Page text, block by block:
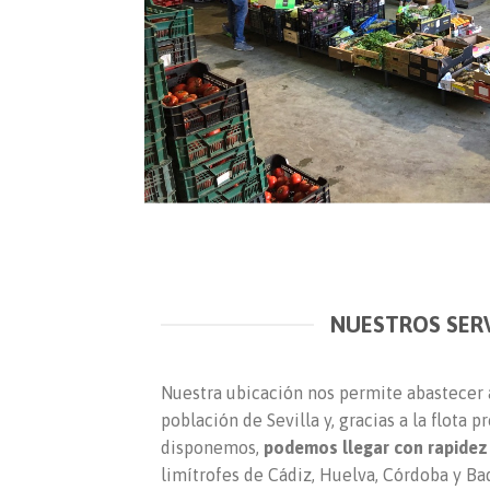
NUESTROS
Nuestra ubicación nos permite abastecer
población de Sevilla y, gracias a la flota
disponemos, podemos llegar con
limítrofes de Cádiz, Huelva, Córdoba y